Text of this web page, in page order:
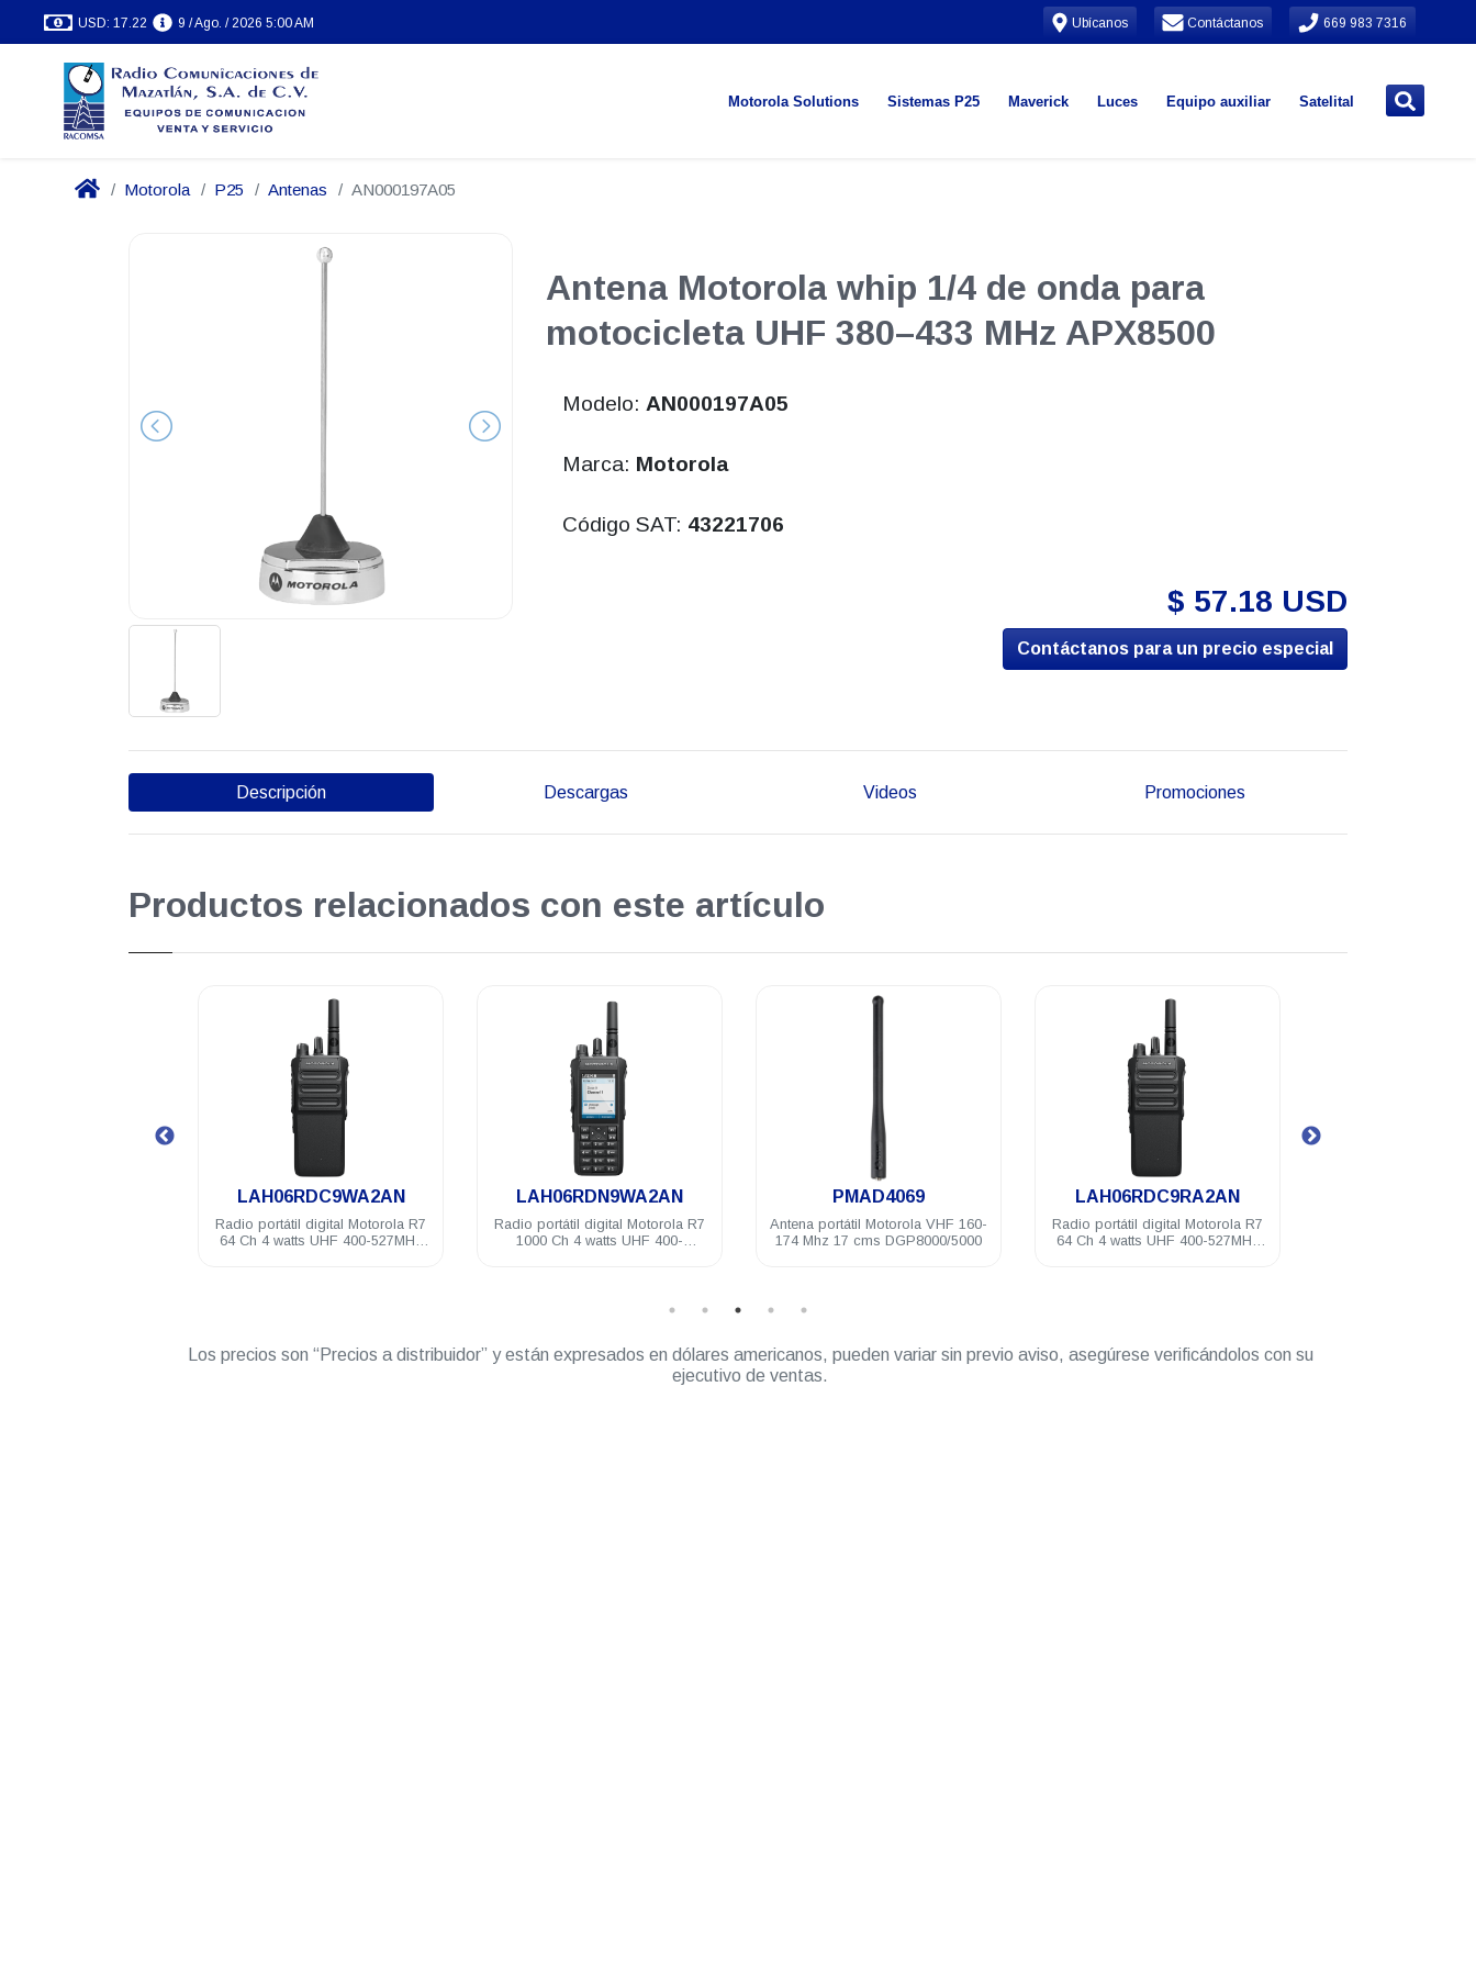
USD: 17.22 9 / Ago. / 2026 5:00 AM Ubícanos Contáctanos 669 983 7316
Motorola Solutions Sistemas P25 Maverick Luces Equipo auxiliar Satelital
Motorola P25 Antenas AN000197A05
Antena Motorola whip 1/4 de onda para
motocicleta UHF 380–433 MHz APX8500
Modelo: AN000197A05
Marca: Motorola
Código SAT: 43221706
$ 57.18 USD
Contáctanos para un precio especial
Descripción Descargas Videos Promociones
Productos relacionados con este artículo
.
LAH06RDC9WA2AN
Radio portátil digital Motorola R7
64 Ch 4 watts UHF 400-527MHz
.
LAH06RDN9WA2AN
Radio portátil digital Motorola R7
1000 Ch 4 watts UHF 400-
.
PMAD4069
Antena portátil Motorola VHF 160-
174 Mhz 17 cms DGP8000/5000
.
LAH06RDC9RA2AN
Radio portátil digital Motorola R7
64 Ch 4 watts UHF 400-527MHz
Los precios son “Precios a distribuidor” y están expresados en dólares americanos, pueden variar sin previo aviso, asegúrese verificándolos con su
ejecutivo de ventas.